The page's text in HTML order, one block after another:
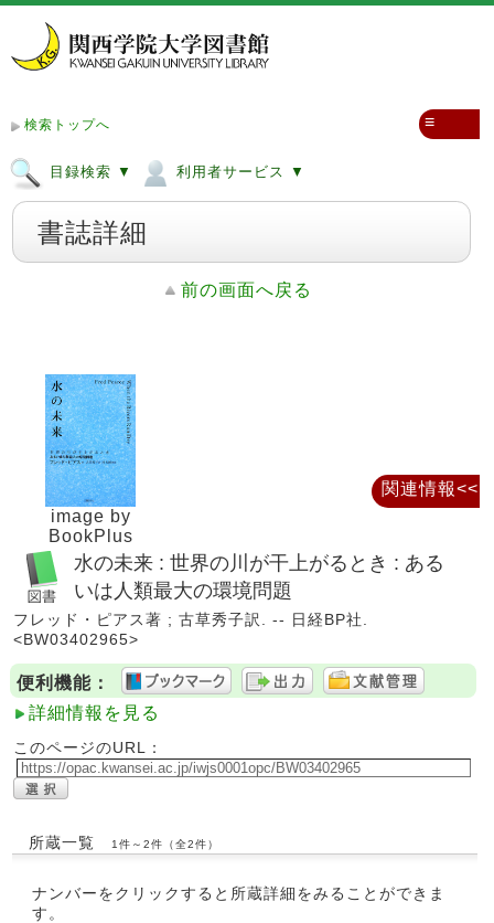
検索トップへ
目録検索 ▼ 利用者サービス ▼
≡
書誌詳細
前の画面へ戻る
image by
BookPlus
水の未来 : 世界の川が干上がるとき : ある
いは人類最大の環境問題
フレッド・ピアス著 ; 古草秀子訳. -- 日経BP社.
<BW03402965>
便利機能：
詳細情報を見る
このページのURL：
所蔵一覧 1件～2件（全2件）
ナンバーをクリックすると所蔵詳細をみることができま
す。
関連情報<<